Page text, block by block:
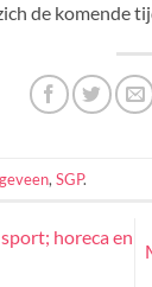
de komende
, SGP.
horeca en